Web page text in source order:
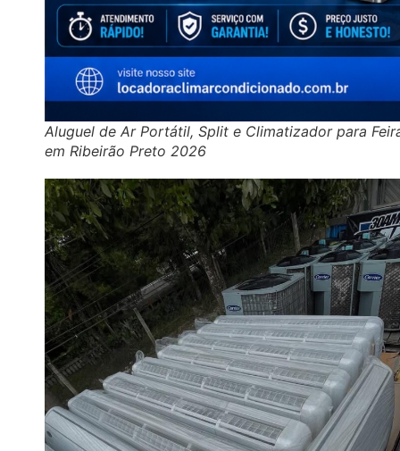
Aluguel de Ar Portátil, Split e Climatizador para
em Ribeirão Preto 2026